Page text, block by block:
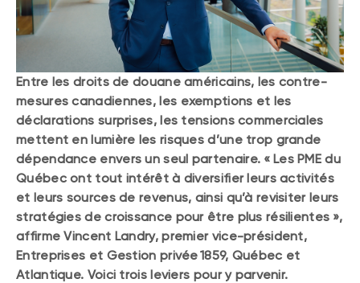
Entre les droits de douane américains, les contre-
mesures canadiennes, les exemptions et les
déclarations surprises, les tensions commerciales
mettent en lumière les risques d’une trop grande
dépendance envers un seul partenaire. « Les PME du
Québec ont tout intérêt à diversifier leurs activités
et leurs sources de revenus, ainsi qu’à revisiter leurs
stratégies de croissance pour être plus résilientes »,
affirme Vincent Landry, premier vice-président,
Entreprises et Gestion privée 1859, Québec et
Atlantique. Voici trois leviers pour y parvenir.